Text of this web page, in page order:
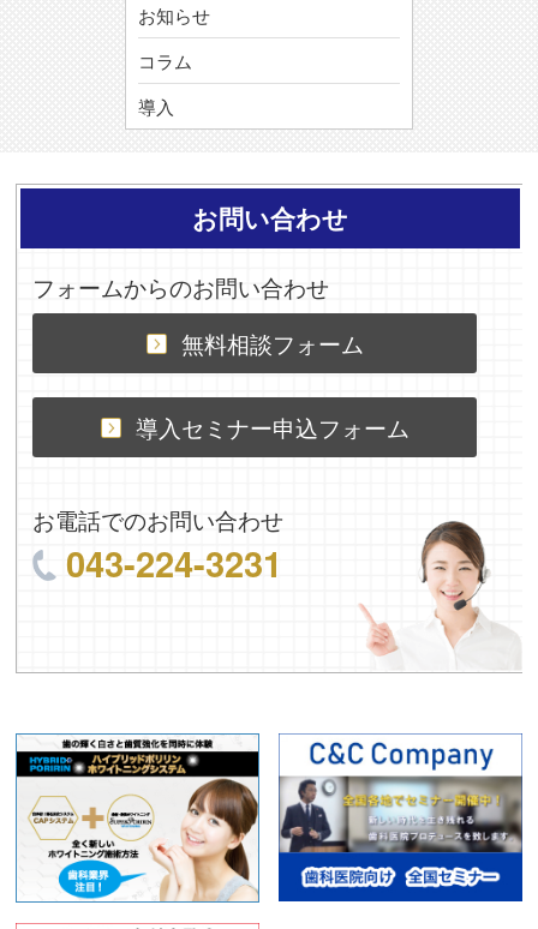
お知らせ
コラム
導入
お問い合わせ
フォームからのお問い合わせ
無料相談フォーム
導入セミナー申込フォーム
お電話でのお問い合わせ
043-224-3231